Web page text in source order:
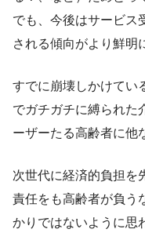
でも、今後はサービス
される傾向がより鮮明
すでに崩壊しかけてい
でガチガチに縛られた
ーザーたる高齢者に他
次世代に経済的負担を
責任をも高齢者が負う
かりではないように思